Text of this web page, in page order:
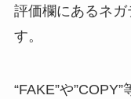
評価欄にあるネ
す。
“FAKE”や